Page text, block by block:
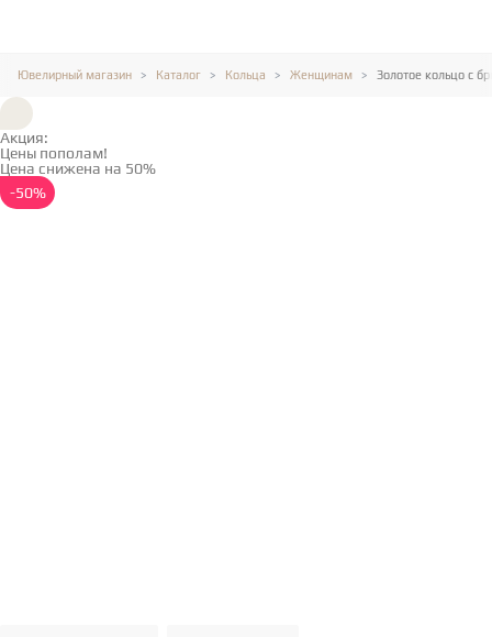
Ювелирный магазин Каталог Кольца Женщинам Золотое кольцо с
Акция:
Цены пополам!
Цена снижена на 50%
-50%